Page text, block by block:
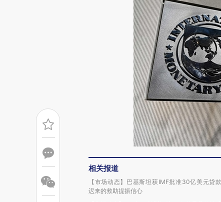
相关报道
【市场动态】巴基斯坦获IMF批准30亿美元贷款
迟来的救助提振信心